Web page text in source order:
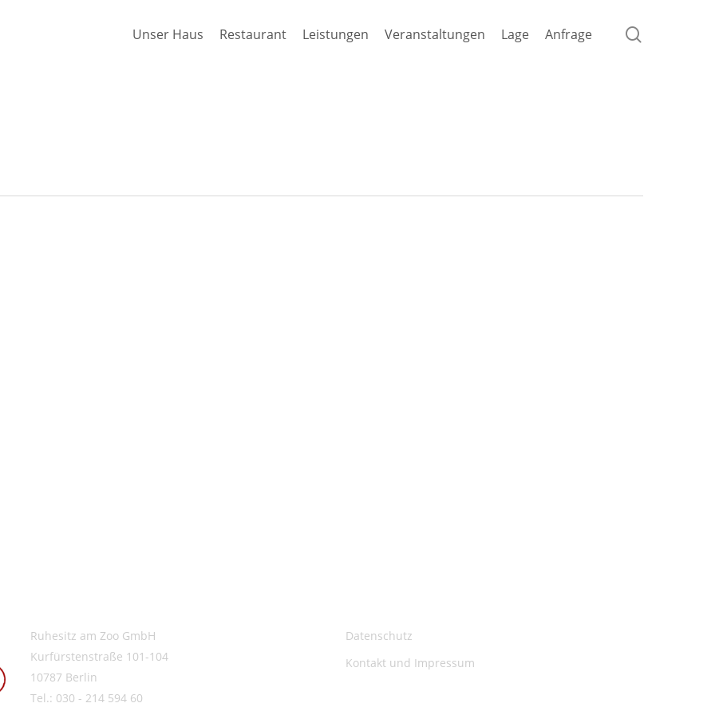
Unser Haus Restaurant Leistungen Veranstaltungen Lage Anfrage
Ruhesitz am Zoo GmbH
Kurfürstenstraße 101-104
10787 Berlin
Tel.: 030 - 214 594 60
Datenschutz
Kontakt und Impressum